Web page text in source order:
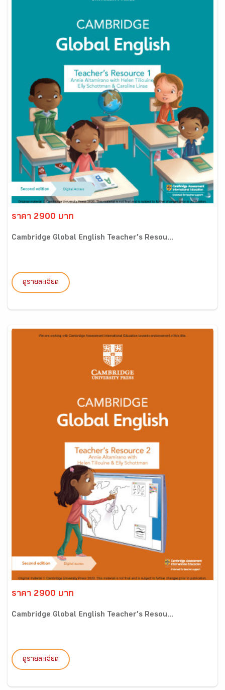
ราคา 2900 บาท
Cambridge Global English Teacher’s Resou...
ดูรายละเอียด
ราคา 2900 บาท
Cambridge Global English Teacher’s Resou...
ดูรายละเอียด